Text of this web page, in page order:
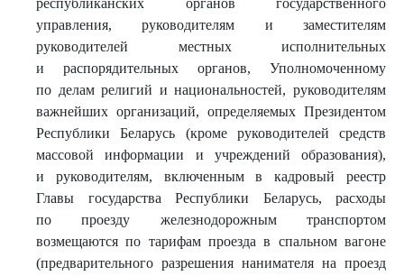
республиканских органов государственного
управления, руководителям и заместителям
руководителей местных исполнительных
и распорядительных органов, Уполномоченному
по делам религий и национальностей, руководителям
важнейших организаций, определяемых Президентом
Республики Беларусь (кроме руководителей средств
массовой информации и учреждений образования),
и руководителям, включенным в кадровый реестр
Главы государства Республики Беларусь, расходы
по проезду железнодорожным транспортом
возмещаются по тарифам проезда в спальном вагоне
(предварительного разрешения нанимателя на проезд